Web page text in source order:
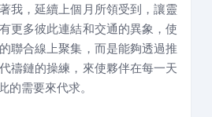
我，延續上個月所領受到，讓靈
更多彼此連結和交通的異象，使
聯合線上聚集，而是能夠透過推
禱鏈的操練，來使夥伴在每一天
的需要來代求。